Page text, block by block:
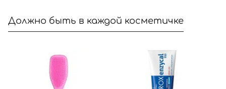
Должно быть в каждой косметичке